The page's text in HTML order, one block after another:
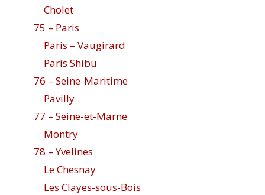
Cholet
75 – Paris
Paris – Vaugirard
Paris Shibu
76 – Seine-Maritime
Pavilly
77 – Seine-et-Marne
Montry
78 – Yvelines
Le Chesnay
Les Clayes-sous-Bois